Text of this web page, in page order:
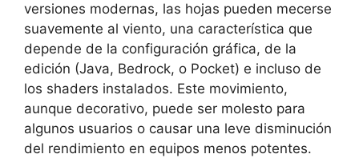
versiones modernas, las hojas pueden mecerse
suavemente al viento, una característica que
depende de la configuración gráfica, de la
edición (Java, Bedrock, o Pocket) e incluso de
los shaders instalados. Este movimiento,
aunque decorativo, puede ser molesto para
algunos usuarios o causar una leve disminución
del rendimiento en equipos menos potentes.